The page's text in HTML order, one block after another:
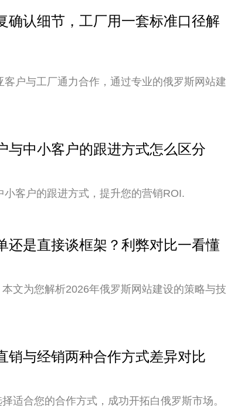
确认细节，工厂用一套标准口径解
户与工厂通力合作，通过专业的俄罗斯网站建
与中小客户的跟进方式怎么区分
客户的跟进方式，提升您的营销ROI.
还是直接谈框架？利弊对比一看懂
文为您解析2026年俄罗斯网站建设的策略与技
销与经销两种合作方式差异对比
适合您的合作方式，成功开拓白俄罗斯市场。